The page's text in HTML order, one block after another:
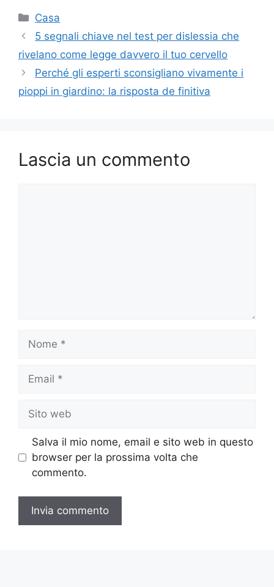
Categorie
Casa
5 segnali chiave nel test per dislessia che
rivelano come legge davvero il tuo cervello
Perché gli esperti sconsigliano vivamente i
pioppi in giardino: la risposta de finitiva
Lascia un commento
Nome
Email
Sito
web
Salva il mio nome, email e sito web in questo
browser per la prossima volta che
commento.